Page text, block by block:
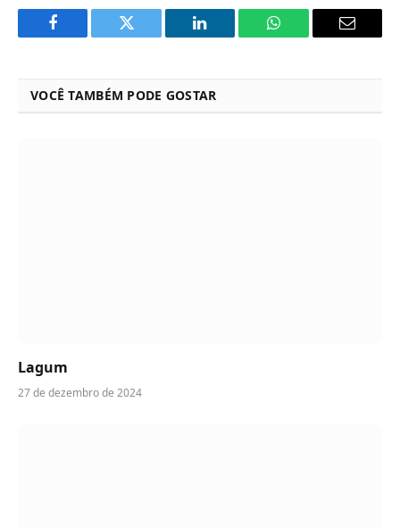
Facebook Twitter LinkedIn WhatsApp Email
VOCÊ TAMBÉM PODE GOSTAR
Lagum
27 de dezembro de 2024